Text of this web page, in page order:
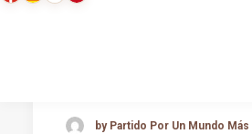
by Partido Por Un Mundo